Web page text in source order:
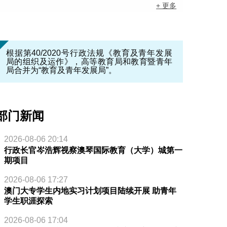
+ 更多
根据第40/2020号行政法规《教育及青年发展
局的组织及运作》，高等教育局和教育暨青年
局合并为“教育及青年发展局”。
门新闻
2026-08-06 20:14
行政长官岑浩辉视察澳琴国际教育（大学）城第一
期项目
2026-08-06 17:27
澳门大专学生内地实习计划项目陆续开展 助青年
学生职涯探索
2026-08-06 17:04